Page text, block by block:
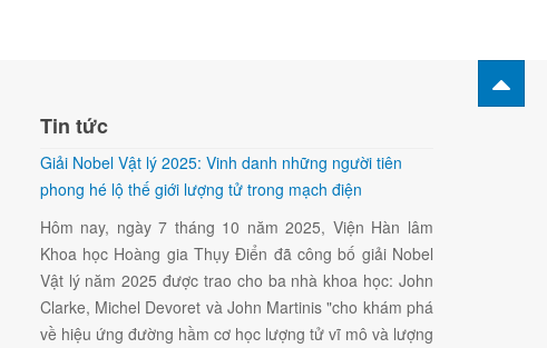
Tin tức
Giải Nobel Vật lý 2025: Vinh danh những người tiên
phong hé lộ thế giới lượng tử trong mạch điện
Hôm nay, ngày 7 tháng 10 năm 2025, Viện Hàn lâm
Khoa học Hoàng gia Thụy Điển đã công bố giải Nobel
Vật lý năm 2025 được trao cho ba nhà khoa học: John
Clarke, Michel Devoret và John Martinis "cho khám phá
về hiệu ứng đường hầm cơ học lượng tử vĩ mô và lượng